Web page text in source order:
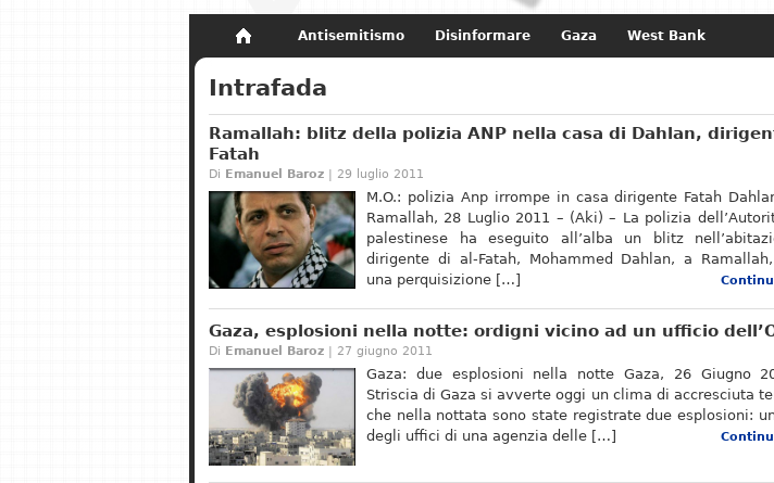
Antisemitismo Disinformare Gaza West Bank
Non dimenticare
Intrafada
Ramallah: blitz della polizia ANP nella casa di Dahlan,
Fatah
Di Emanuel Baroz | 29 luglio 2011
M.O.: polizia Anp irrompe in casa dirigente Fatah
Ramallah, 28 Luglio 2011 – (Aki) – La polizia
palestinese ha eseguito all’alba un blitz
dirigente di al-Fatah, Mohammed Dahlan, a
una perquisizione […]
Gaza, esplosioni nella notte: ordigni vicino ad un ufficio
Di Emanuel Baroz | 27 giugno 2011
Gaza: due esplosioni nella notte Gaza, 26 Giugno
Striscia di Gaza si avverte oggi un clima di accresciuta
che nella nottata sono state registrate due esplosioni:
degli uffici di una agenzia delle […]